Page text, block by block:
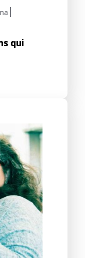
qui